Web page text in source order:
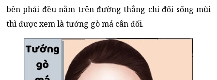
bên phải đều nằm trên đường thẳng chi đối sống mũi
thì được xem là tướng gò má cân đối.